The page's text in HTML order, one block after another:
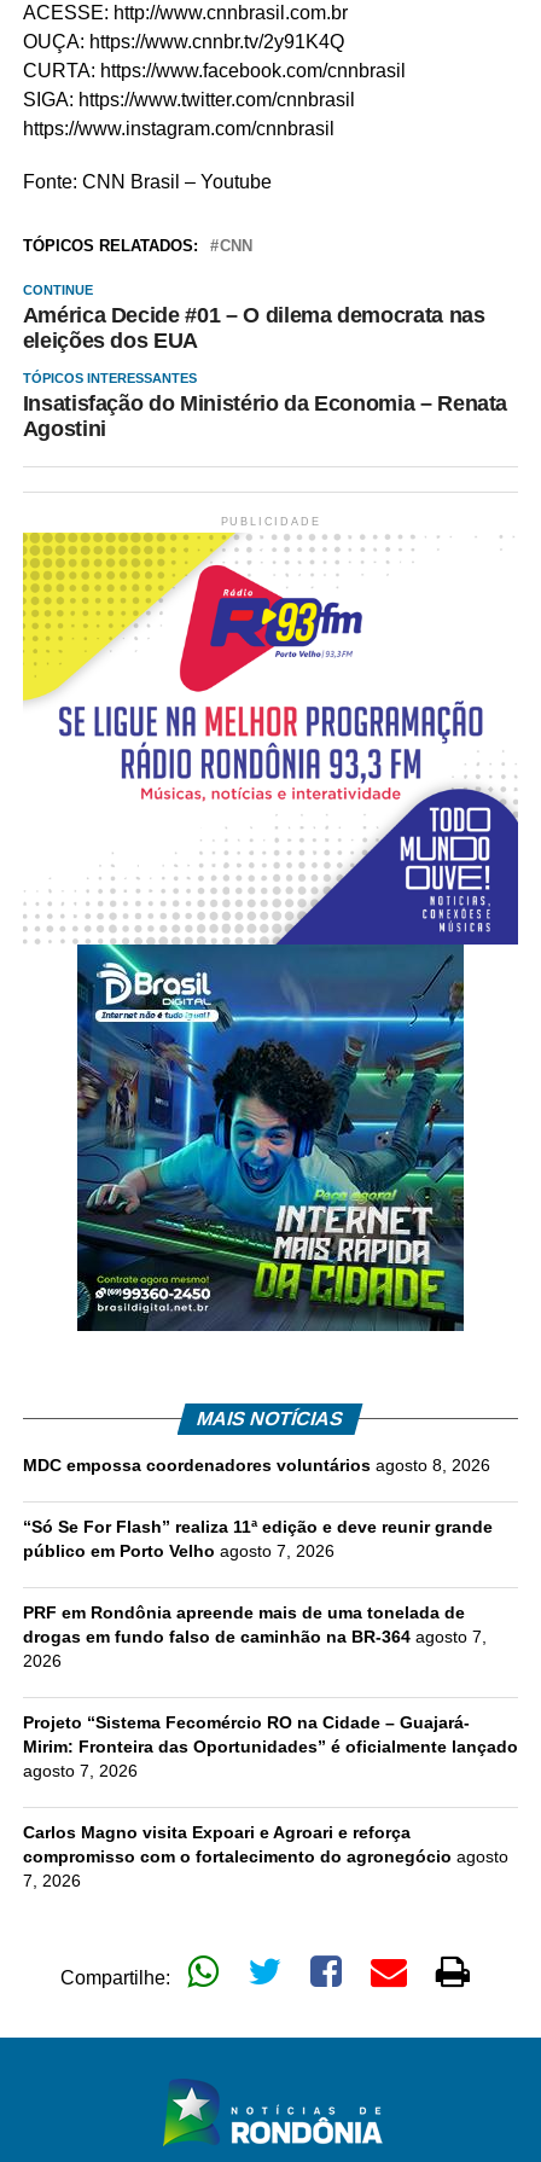
ACESSE: http://www.cnnbrasil.com.br
OUÇA: https://www.cnnbr.tv/2y91K4Q
CURTA: https://www.facebook.com/cnnbrasil
SIGA: https://www.twitter.com/cnnbrasil
https://www.instagram.com/cnnbrasil
Fonte: CNN Brasil – Youtube
TÓPICOS RELATADOS: CNN
CONTINUE
América Decide #01 – O dilema democrata nas
eleições dos EUA
TÓPICOS INTERESSANTES
Insatisfação do Ministério da Economia – Renata
Agostini
PUBLICIDADE
MAIS NOTÍCIAS
MDC empossa coordenadores voluntários agosto 8, 2026
“Só Se For Flash” realiza 11ª edição e deve reunir grande
público em Porto Velho agosto 7, 2026
PRF em Rondônia apreende mais de uma tonelada de
drogas em fundo falso de caminhão na BR-364 agosto 7,
2026
Projeto “Sistema Fecomércio RO na Cidade – Guajará-
Mirim: Fronteira das Oportunidades” é oficialmente lançado
agosto 7, 2026
Carlos Magno visita Expoari e Agroari e reforça
compromisso com o fortalecimento do agronegócio agosto
7, 2026
Compartilhe: